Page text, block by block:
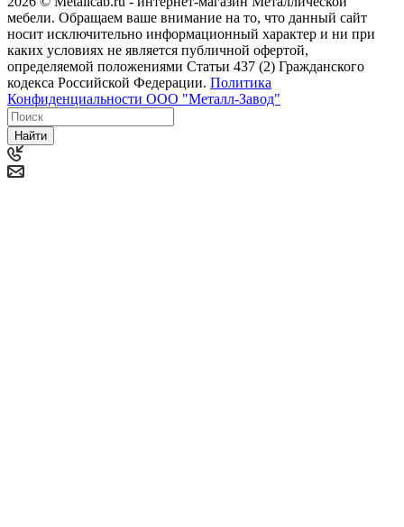
мебели. Обращаем ваше внимание на то, что данный сайт
носит исключительно информационный характер и ни при
каких условиях не является публичной офертой,
определяемой положениями Статьи 437 (2) Гражданского
кодекса Российской Федерации. Политика
Конфиденциальности ООО "Металл-Завод"
Найти